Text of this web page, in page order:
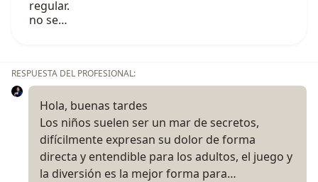
regular.
no se…
RESPUESTA DEL PROFESIONAL:
Hola, buenas tardes
Los niños suelen ser un mar de secretos,
difícilmente expresan su dolor de forma
directa y entendible para los adultos, el juego y
la diversión es la mejor forma para…